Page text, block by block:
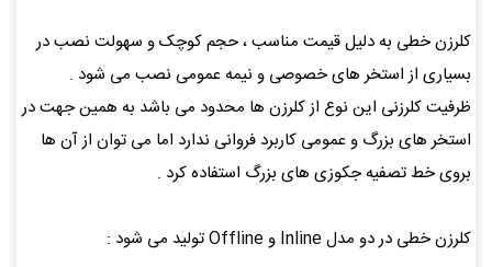
کلرزن خطی به دلیل قیمت مناسب ، حجم کوچک و سهولت نصب در
بسیاری از استخر های خصوصی و نیمه عمومی نصب می شود .
ظرفیت کلرزنی این نوع از کلرزن ها محدود می باشد به همین جهت در
استخر های بزرگ و عمومی کاربرد فروانی ندارد اما می توان از آن ها
بروی خط تصفیه جکوزی های بزرگ استفاده کرد .
کلرزن خطی در دو مدل Inline و Offline تولید می شود :